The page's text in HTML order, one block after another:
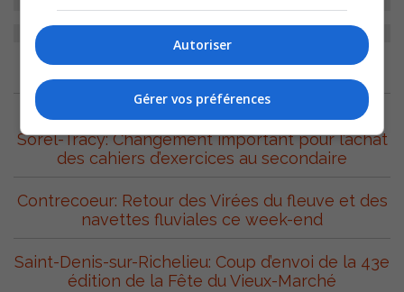
ARCHIVES
5 août 2026
Sorel-Tracy: Changement important pour l’achat
des cahiers d’exercices au secondaire
Contrecoeur: Retour des Virées du fleuve et des
navettes fluviales ce week-end
Saint-Denis-sur-Richelieu: Coup d’envoi de la 43e
édition de la Fête du Vieux-Marché
Autoriser
Gérer vos préférences